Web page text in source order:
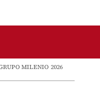
MILENIO 2026